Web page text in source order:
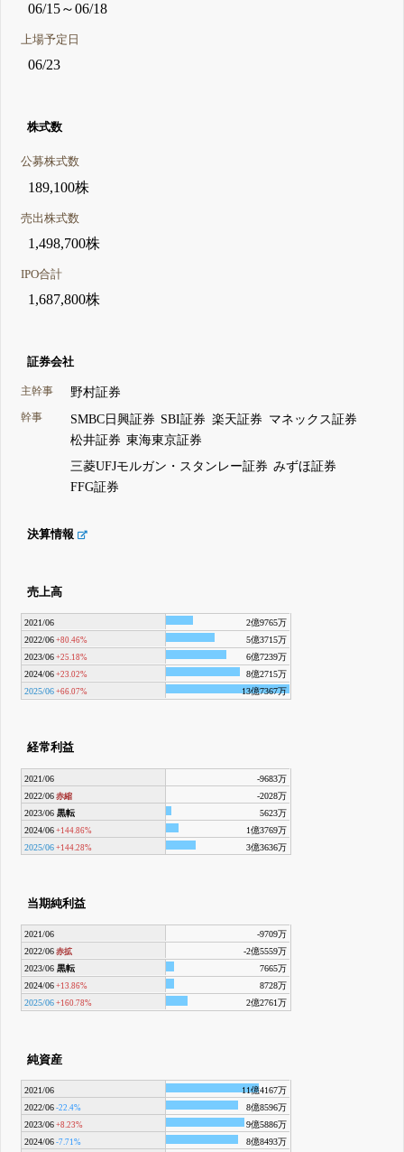
06/15～06/18
上場予定日
06/23
株式数
公募株式数
189,100株
売出株式数
1,498,700株
IPO合計
1,687,800株
証券会社
主幹事 野村証券
幹事 SMBC日興証券 SBI証券 楽天証券 マネックス証券
松井証券 東海東京証券
三菱UFJモルガン・スタンレー証券 みずほ証券
FFG証券
決算情報
売上高
2021/06
2億9765万
2022/06 +80.46%
5億3715万
2023/06 +25.18%
6億7239万
2024/06 +23.02%
8億2715万
2025/06 +66.07% 13億7367万
経常利益
2021/06
-9683万
2022/06 赤縮
-2028万
2023/06 黒転
5623万
2024/06 +144.86%
1億3769万
2025/06 +144.28% 3億3636万
当期純利益
2021/06
-9709万
2022/06 赤拡
-2億5559万
2023/06 黒転
7665万
2024/06 +13.86%
8728万
2025/06 +160.78% 2億2761万
純資産
2021/06
11億4167万
2022/06 -22.4%
8億8596万
2023/06 +8.23%
9億5886万
2024/06 -7.71%
8億8493万